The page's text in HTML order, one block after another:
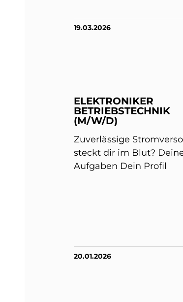
19.03.2026
ELEKTRONIKER
BETRIEBSTECHNIK
(M/W/D)
Zuverlässige
steckt dir im Blut?
Aufgaben Dein Profil
20.01.2026